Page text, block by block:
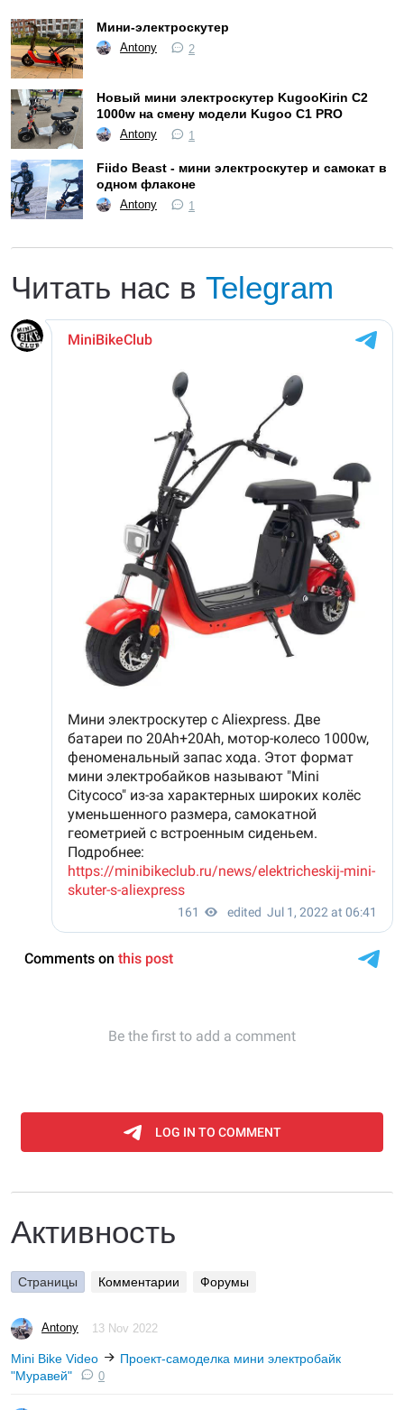
Мини-электроскутер
Antony 2
Новый мини электроскутер KugooKirin С2
1000w на смену модели Kugoo С1 PRO
Antony 1
Fiido Beast - мини электроскутер и самокат в
одном флаконе
Antony 1
Читать нас в Telegram
Активность
Страницы Комментарии Форумы
Antony 13 Nov 2022
Mini Bike Video
Проект-самоделка мини электробайк
"Муравей"
0